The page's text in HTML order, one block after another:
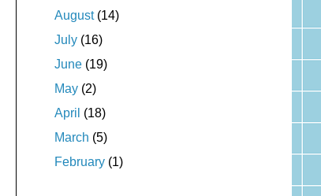
August (14)
July (16)
June (19)
May (2)
April (18)
March (5)
February (1)